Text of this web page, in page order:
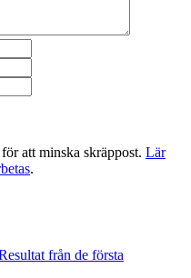
att minska skräppost. Lär
.
från de första